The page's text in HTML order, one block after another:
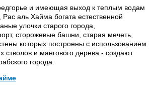
5*
Sochi 3*
Sofitel Сity Center 5*
Spectrum 3*
St. Georg 4*
и имеющая выход к теплым водам
Рас аль Хайма богата естественной
улочки старого города,
сторожевые башни, старая мечеть,
которых построены с использованием
стволов и мангового дерева - создают
города.